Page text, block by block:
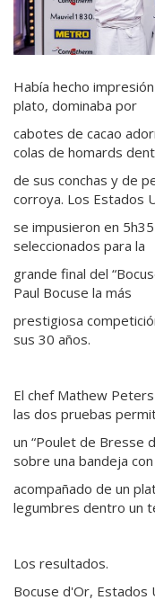
Había hecho
plato, dominaba por
cabotes de cacao
colas de homards
de sus conchas y de
corroya. Los Estados
se impusieron en
seleccionados para la
grande final del
Paul Bocuse la más
prestigiosa
sus 30 años.
El chef Mathew
las dos pruebas
un “Poulet de Bresse
sobre una bandeja con
acompañado de un
legumbres dentro un
Los resultados.
Bocuse d'Or, Estados